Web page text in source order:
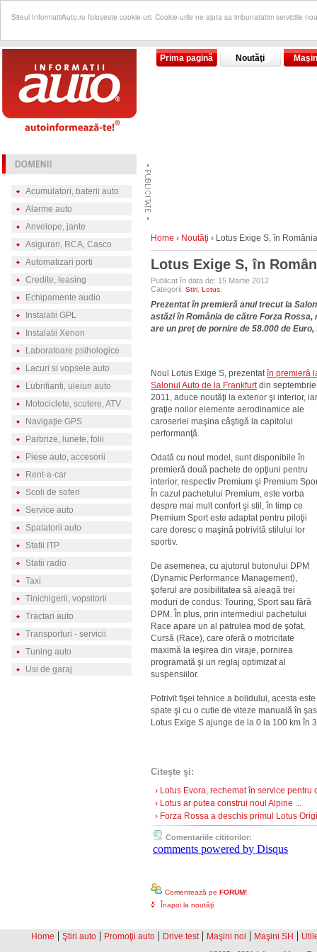
Siteul InformatiiAuto.ro foloseste cookie-uri. Cookie-urile ne ajuta sa imbunatatim serviciile
Prima pagină Noutăţi
Acumulatori, baterii auto
Alarme auto
Anvelope, jante
Asigurari, RCA, Casco
Automatizari porti
Credite, leasing
Echipamente audio
Instalatii GPL
Instalatii Xenon
Laboratoare psihologice
Lacuri si vopsele auto
Lubrifianti, uleiuri auto
Motociclete, scutere, ATV
Navigaţie GPS
Parbrize, lunete, folii
Piese auto, accesorii
Rent-a-car
Scoli de soferi
Service auto
Spalatorii auto
Statii ITP
Statii radio
Taxi
Tinichigerii, vopsitorii
Tractari auto
Transporturi - servicii
Tuning auto
Usi de garaj
Home › Noutăţi › Lotus Exige S, în
Lotus Exige S, în
Publicat în data de: 15 Martie 2012
Categorii: Stiri Lotus
Prezentat în premieră anul trecut la
astăzi în România de către Forza
are un preţ de pornire de 58.000 de Euro,
Noul Lotus Exige S, prezentatîn premieră
Salonul Auto de la Frankfurtdin septembrie
2011, aduce noutăţi la exterior şi interior, iar
graţie noilor elemente aerodinamice ale
caroseriei maşina câştigă la capitolul
performanţă.
Odată cu noul model, sunt disponibile în
premieră două pachete de opţiuni pentru
interior, respectiv Premium şi Premium
În cazul pachetului Premium, este vorba
despre mai mult confort şi stil, în timp ce
Premium Sport este adaptat pentru piloţii
care doresc o maşină potrivită stilului lor
sportiv.
De asemenea, cu ajutorul butonului DPM
(Dynamic Performance Management),
şoferul are posibilitatea să aleagă trei
moduri de condus: Touring, Sport sau fără
DPM. În plus, prin intermediul pachetului
Race apare un al patrulea mod de şofat,
Cursă (Race), care oferă o motricitate
maximă la ieşirea din viraje, pornirea
programată şi un reglaj optimizat al
suspensiilor.
Potrivit fişei tehnice a bolidului, acesta
spate şi cu o cutie de viteze manuală în
Lotus Exige S ajunge de la 0 la 100 km în
Citeşte şi:
› Lotus Evora, rechemat în service pentru
› Lotus ar putea construi noul Alpine ...
› Forza Rossa a deschis primul Lotus
Comentariile cititorilor:
comments powered by Disqus
Comentează pe FORUM!
Înapoi la noutăţi
Home | Ştiri auto | Promoţii auto | Drive test | Maşini noi | Maşini SH |